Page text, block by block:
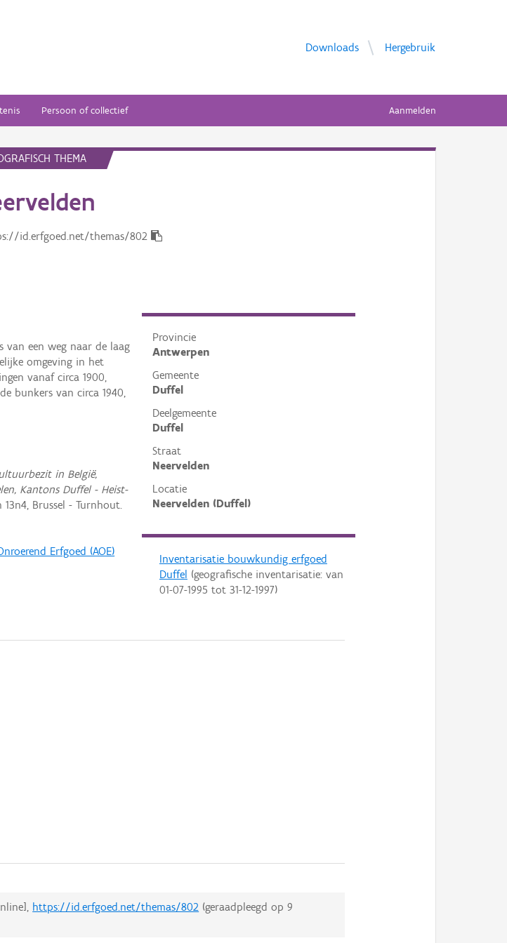
Downloads Hergebruik
Persoon of collectief Aanmelden
THEMA
id.erfgoed.net/themas/802
Provincie
Antwerpen
Gemeente
Duffel
Deelgemeente
Duffel
Straat
Neervelden
Locatie
Neervelden (Duffel)
Inventarisatie bouwkundig erfgoed
Duffel (geografische inventarisatie: van
01-07-1995 tot 31-12-1997)
van een weg naar de laag
omgeving in het
vanaf circa 1900,
bunkers van circa 1940,
in België,
Kantons Duffel - Heist-
Brussel - Turnhout.
Erfgoed (AOE)
https://id.erfgoed.net/themas/802 (geraadpleegd op9